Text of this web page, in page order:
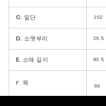
C. 밑단 102
D. 소맷부리 26.5
E. 소매 길이 83.5
F. 목 69